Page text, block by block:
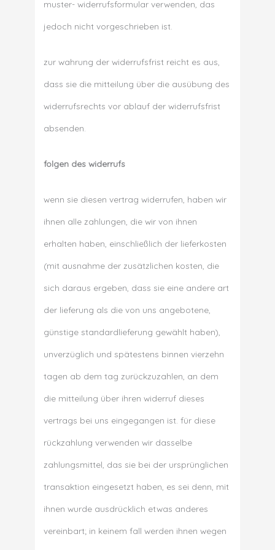
muster- widerrufsformular verwenden, das
jedoch nicht vorgeschrieben ist.
zur wahrung der widerrufsfrist reicht es aus,
dass sie die mitteilung über die ausübung des
widerrufsrechts vor ablauf der widerrufsfrist
absenden.
folgen des widerrufs
wenn sie diesen vertrag widerrufen, haben wir
ihnen alle zahlungen, die wir von ihnen
erhalten haben, einschließlich der lieferkosten
(mit ausnahme der zusätzlichen kosten, die
sich daraus ergeben, dass sie eine andere art
der lieferung als die von uns angebotene,
günstige standardlieferung gewählt haben),
unverzüglich und spätestens binnen vierzehn
tagen ab dem tag zurückzuzahlen, an dem
die mitteilung über ihren widerruf dieses
vertrags bei uns eingegangen ist. für diese
rückzahlung verwenden wir dasselbe
zahlungsmittel, das sie bei der ursprünglichen
transaktion eingesetzt haben, es sei denn, mit
ihnen wurde ausdrücklich etwas anderes
vereinbart; in keinem fall werden ihnen wegen